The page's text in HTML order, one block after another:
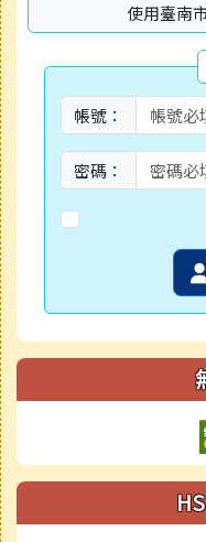
使用臺南
帳號：
密碼：